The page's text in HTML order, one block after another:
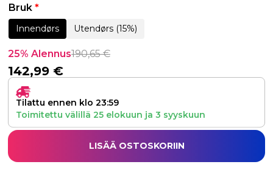
Bruk *
Innendørs Utendørs (15%)
25% Alennus190,65€
142,99 €
Tilattu ennen klo 23:59
Toimitettu välillä 25 elokuun ja 3 syyskuun
LISÄÄ OSTOSKORIIN